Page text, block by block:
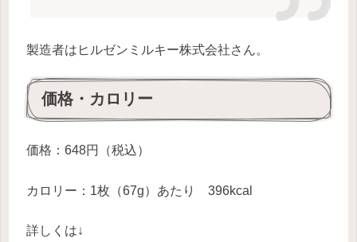
製造者はヒルゼンミルキー株式会社さん。
価格・カロリー
価格：648円（税込）
カロリー：1枚（67g）あたり 396kcal
詳しくは↓